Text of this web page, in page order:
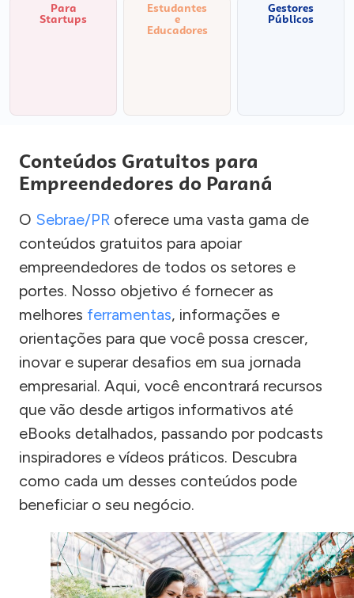
Para
Startups
Estudantes
e
Educadores
Gestores
Públicos
Conteúdos Gratuitos para
Empreendedores do Paraná
O Sebrae/PR oferece uma vasta gama de
conteúdos gratuitos para apoiar
empreendedores de todos os setores e
portes. Nosso objetivo é fornecer as
melhores ferramentas, informações e
orientações para que você possa crescer,
inovar e superar desafios em sua jornada
empresarial. Aqui, você encontrará recursos
que vão desde artigos informativos até
eBooks detalhados, passando por podcasts
inspiradores e vídeos práticos. Descubra
como cada um desses conteúdos pode
beneficiar o seu negócio.